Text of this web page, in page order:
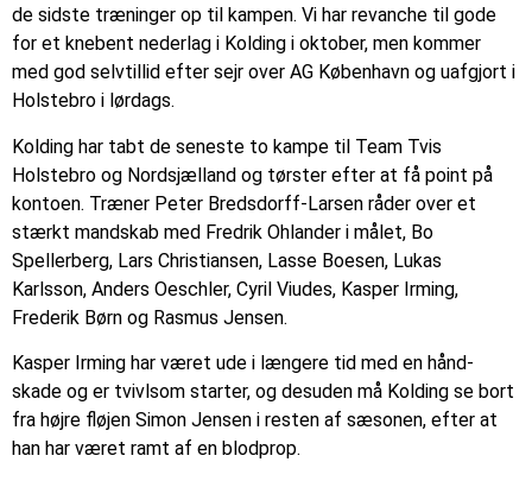
de sidste træninger op til kampen. Vi har revanche til gode
for et knebent nederlag i Kolding i oktober, men kommer
med god selvtillid efter sejr over AG København og uafgjort i
Holstebro i lørdags.
Kolding har tabt de seneste to kampe til Team Tvis
Holstebro og Nordsjælland og tørster efter at få point på
kontoen. Træner Peter Bredsdorff-Larsen råder over et
stærkt mandskab med Fredrik Ohlander i målet, Bo
Spellerberg, Lars Christiansen, Lasse Boesen, Lukas
Karlsson, Anders Oeschler, Cyril Viudes, Kasper Irming,
Frederik Børn og Rasmus Jensen.
Kasper Irming har været ude i længere tid med en hånd-
skade og er tvivlsom starter, og desuden må Kolding se bort
fra højre fløjen Simon Jensen i resten af sæsonen, efter at
han har været ramt af en blodprop.